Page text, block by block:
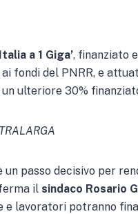
a 1 Giga’, finanziato
fondi del PNRR, e
ulteriore 30%
passo decisivo per
il sindaco Rosario
lavoratori potranno